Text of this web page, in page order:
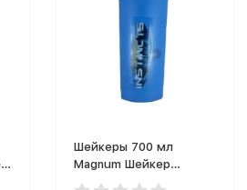
Шейкеры 700 мл
Magnum Шейкер
MAGNUM (700 мл)